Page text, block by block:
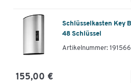
Schlüsselkasten Key
48 Schlüssel
Artikelnummer: 191566
155,00 €